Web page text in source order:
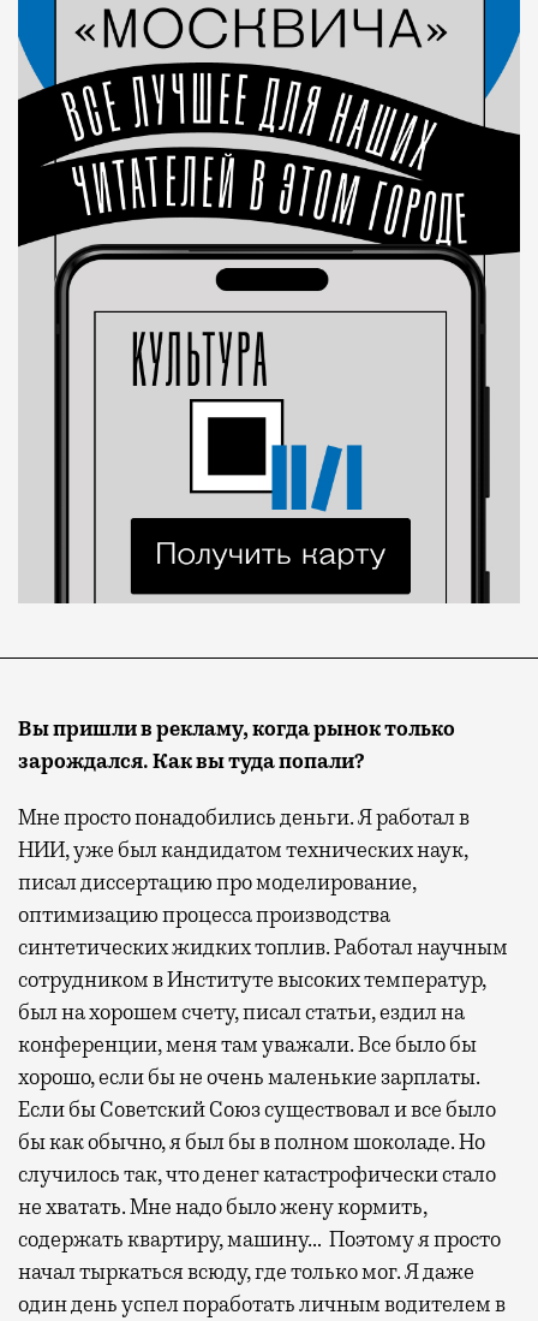
Вы пришли в рекламу, когда рынок только
зарождался. Как вы туда попали?
Мне просто понадобились деньги. Я работал в
НИИ, уже был кандидатом технических наук,
писал диссертацию про моделирование,
оптимизацию процесса производства
синтетических жидких топлив. Работал научным
сотрудником в Институте высоких температур,
был на хорошем счету, писал статьи, ездил на
конференции, меня там уважали. Все было бы
хорошо, если бы не очень маленькие зарплаты.
Если бы Советский Союз существовал и все было
бы как обычно, я был бы в полном шоколаде. Но
случилось так, что денег катастрофически стало
не хватать. Мне надо было жену кормить,
содержать квартиру, машину… Поэтому я просто
начал тыркаться всюду, где только мог. Я даже
один день успел поработать личным водителем в